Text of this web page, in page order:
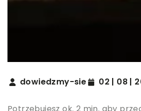
dowiedzmy-sie 02 | 08 |